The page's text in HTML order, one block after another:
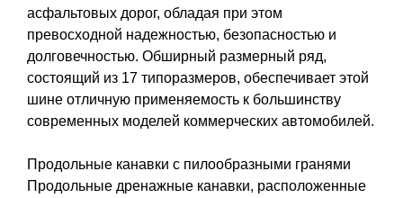
асфальтовых дорог, обладая при этом
превосходной надежностью, безопасностью и
долговечностью. Обширный размерный ряд,
состоящий из 17 типоразмеров, обеспечивает этой
шине отличную применяемость к большинству
современных моделей коммерческих автомобилей.
Продольные канавки с пилообразными гранями
Продольные дренажные канавки, расположенные